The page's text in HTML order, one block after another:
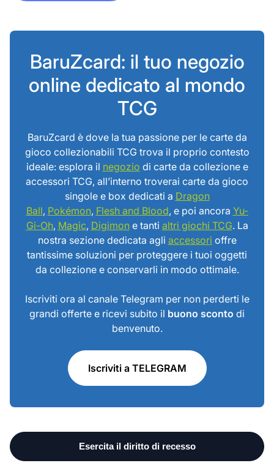
BaruZcard: il tuo negozio
online dedicato al mondo
TCG
BaruZcard è dove la tua passione per le carte da
gioco collezionabili TCG trova il proprio contesto
ideale: esplora il negozio di carte da collezione e
accessori TCG, all’interno troverai carte da gioco
singole e box dedicati a Dragon
Ball, Pokémon, Flesh and Blood, e poi ancora Yu-
Gi-Oh, Magic, Digimone tanti altri giochi TCG. La
nostra sezione dedicata agli accessori offre
tantissime soluzioni per proteggere i tuoi oggetti
da collezione e conservarli in modo ottimale.
Iscriviti ora al canale Telegram per non perderti le
grandi offerte e ricevi subito il buono sconto di
benvenuto.
Iscriviti a TELEGRAM